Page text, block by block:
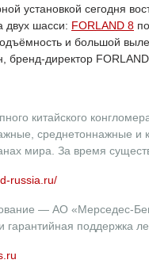
установкой сегодня
двух шасси: FORLAND 8
и большой
бренд-директор
китайского
среднетоннажные и
мира. За время
russia.ru/
— AO «Мерседес-
поддержка